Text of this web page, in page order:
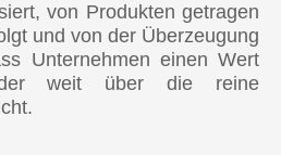
von Produkten getragen
und von der Überzeugung
Unternehmen einen Wert
weit über die reine